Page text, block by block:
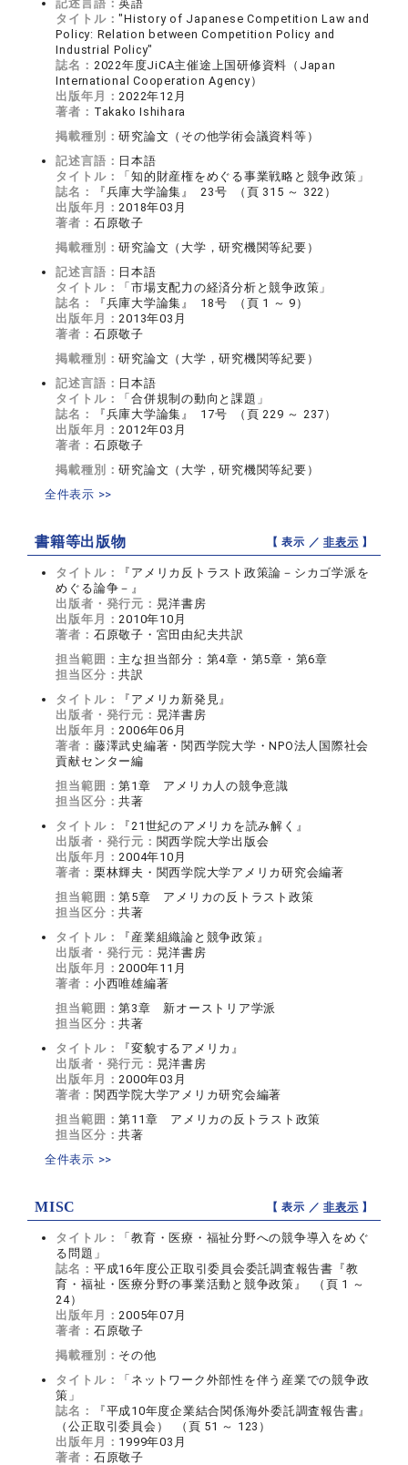
記述言語：英語
タイトル："History of Japanese Competition Law and
Policy: Relation between Competition Policy and
Industrial Policy"
誌名： 2022年度JiCA主催途上国研修資料（Japan
International Cooperation Agency）
出版年月：2022年12月
著者： Takako Ishihara
掲載種別：研究論文（その他学術会議資料等）
記述言語： 日本語
タイトル：
「知的財産権をめぐる事業戦略と競争政策」
誌名：
『兵庫大学論集』 23号 （頁 315 ～ 322）
出版年月：2018年03月
著者： 石原敬子
掲載種別：研究論文（大学，研究機関等紀要）
記述言語： 日本語
タイトル：
「市場支配力の経済分析と競争政策」
誌名：
『兵庫大学論集』 18号 （頁 1 ～ 9）
出版年月：2013年03月
著者： 石原敬子
掲載種別：研究論文（大学，研究機関等紀要）
記述言語： 日本語
タイトル：
「合併規制の動向と課題」
誌名：
『兵庫大学論集』 17号 （頁 229 ～ 237）
出版年月：2012年03月
著者： 石原敬子
掲載種別：研究論文（大学，研究機関等紀要）
全件表示 >>
書籍等出版物 【 表示 ／非表示 】
タイトル：
『アメリカ反トラスト政策論－シカゴ学派を
めぐる論争－』
出版者・発行元： 晃洋書房
出版年月：2010年10月
著者： 石原敬子・宮田由紀夫共訳
担当範囲： 主な担当部分：第4章・第5章・第6章
担当区分：共訳
タイトル：
『アメリカ新発見』
出版者・発行元： 晃洋書房
出版年月：2006年06月
著者： 藤澤武史編著・関西学院大学・NPO法人国際社会
貢献センター編
担当範囲：第1章 アメリカ人の競争意識
担当区分：共著
タイトル：
『21世紀のアメリカを読み解く』
出版者・発行元： 関西学院大学出版会
出版年月：2004年10月
著者： 栗林輝夫・関西学院大学アメリカ研究会編著
担当範囲：第5章 アメリカの反トラスト政策
担当区分：共著
タイトル：
『産業組織論と競争政策』
出版者・発行元： 晃洋書房
出版年月：2000年11月
著者： 小西唯雄編著
担当範囲：第3章 新オーストリア学派
担当区分：共著
タイトル：
『変貌するアメリカ』
出版者・発行元： 晃洋書房
出版年月：2000年03月
著者： 関西学院大学アメリカ研究会編著
担当範囲：第11章 アメリカの反トラスト政策
担当区分：共著
全件表示 >>
MISC 【 表示 ／非表示 】
タイトル：
「教育・医療・福祉分野への競争導入をめぐ
る問題」
誌名： 平成16年度公正取引委員会委託調査報告書『教
育・福祉・医療分野の事業活動と競争政策』 （頁 1 ～
24）
出版年月：2005年07月
著者： 石原敬子
掲載種別： その他
タイトル：
「ネットワーク外部性を伴う産業での競争政
策」
誌名：
『平成10年度企業結合関係海外委託調査報告書』
（公正取引委員会） （頁 51 ～ 123）
出版年月： 1999年03月
著者： 石原敬子